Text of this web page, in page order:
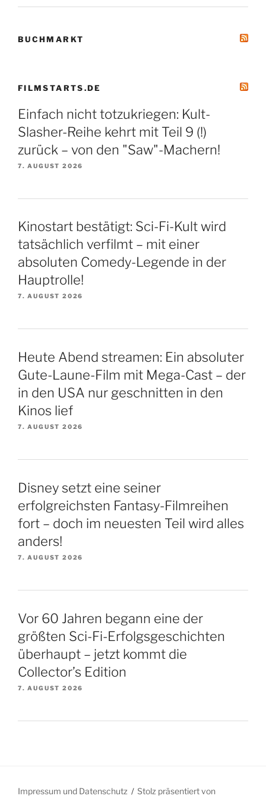
BUCHMARKT
FILMSTARTS.DE
Einfach nicht totzukriegen: Kult-
Slasher-Reihe kehrt mit Teil 9 (!)
zurück – von den "Saw"-Machern!
7. AUGUST 2026
Kinostart bestätigt: Sci-Fi-Kult wird
tatsächlich verfilmt – mit einer
absoluten Comedy-Legende in der
Hauptrolle!
7. AUGUST 2026
Heute Abend streamen: Ein absoluter
Gute-Laune-Film mit Mega-Cast – der
in den USA nur geschnitten in den
Kinos lief
7. AUGUST 2026
Disney setzt eine seiner
erfolgreichsten Fantasy-Filmreihen
fort – doch im neuesten Teil wird alles
anders!
7. AUGUST 2026
Vor 60 Jahren begann eine der
größten Sci-Fi-Erfolgsgeschichten
überhaupt – jetzt kommt die
Collector’s Edition
7. AUGUST 2026
Impressum und Datenschutz Stolz präsentiert von